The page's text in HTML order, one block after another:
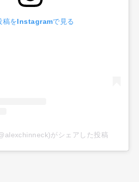
稿をInstagramで見る
がシェアした投稿